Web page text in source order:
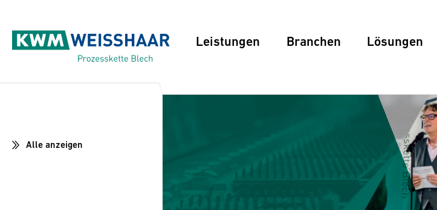
Leistungen Branchen Lösungen
Alle anzeigen